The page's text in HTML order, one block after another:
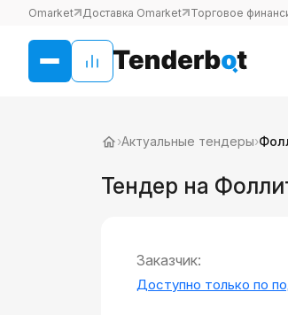
Omarket Доставка Omarket Торговое
›Актуальные тендеры›
Тендер на
Заказчик:
Доступно только по